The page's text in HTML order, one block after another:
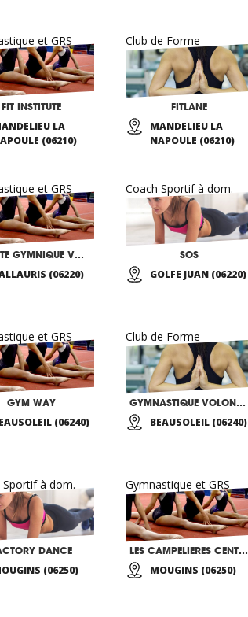
et GRS
FIT INSTITUTE
LA
(06210)
Club de Forme
FITLANE
MANDELIEU LA
NAPOULE (06210)
et GRS
ENTENTE GYMNIQUE VALLAURIS
(06220)
Coach Sportif à dom.
SOS
GOLFE JUAN (06220)
et GRS
GYM WAY
(06240)
Club de Forme
GYMNASTIQUE VOLONTAIRE
BEAUSOLEIL (06240)
Sportif à dom.
DANCE
(06250)
Gymnastique et GRS
LES CAMPELIERES CENTRE EDUCATIF ET CULTUREL
MOUGINS (06250)